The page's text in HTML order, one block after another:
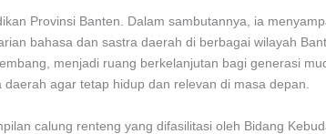
Provinsi Banten. Dalam sambutannya, ia
bahasa dan sastra daerah di berbagai wilayah
menjadi ruang berkelanjutan bagi generasi
agar tetap hidup dan relevan di masa depan.
calung renteng yang difasilitasi oleh Bidang